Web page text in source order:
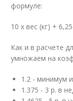
формуле:
10 х вес (кг) +
Как и в расчете
умножаем на
1.2 - минимум
1.375 - 3 р. в